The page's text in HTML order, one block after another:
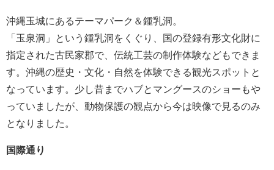
沖縄玉城にあるテーマパーク＆鍾乳洞。
「玉泉洞」という鍾乳洞をくぐり、国の登録有形文化財に
指定された古民家郡で、伝統工芸の制作体験などもできま
す。沖縄の歴史・文化・自然を体験できる観光スポットと
なっています。少し昔までハブとマングースのショーもや
っていましたが、動物保護の観点から今は映像で見るのみ
となりました。
国際通り